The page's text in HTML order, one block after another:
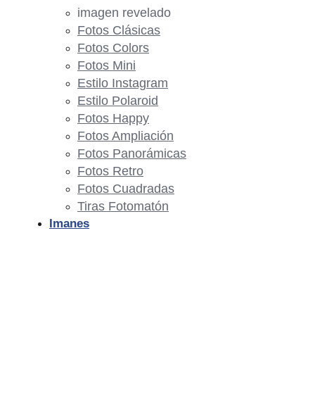
imagen revelado
Fotos Clásicas
Fotos Colors
Fotos Mini
Estilo Instagram
Estilo Polaroid
Fotos Happy
Fotos Ampliación
Fotos Panorámicas
Fotos Retro
Fotos Cuadradas
Tiras Fotomatón
Imanes